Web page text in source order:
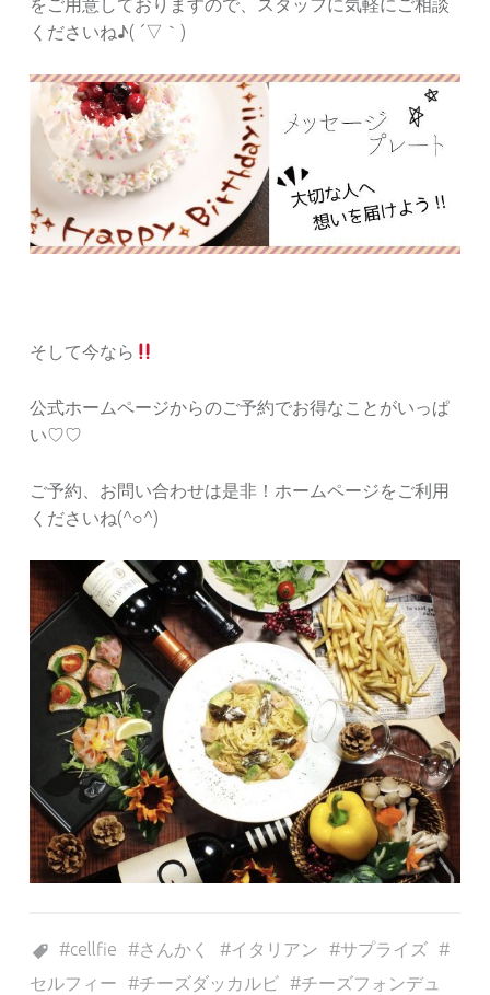
くださいね♪( ´▽｀)
そして今なら
公式ホームページからのご予約でお得なことがいっぱ
い♡♡
ご予約、お問い合わせは是非！ホームページをご利用
くださいね(^○^)
cellfie
さんかく イタリアン
サプライズ
セルフィー
チーズダッカルビ
チーズフォンデュ